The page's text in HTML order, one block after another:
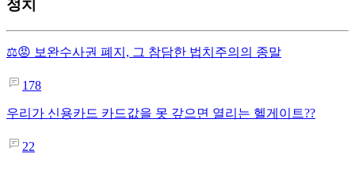
정치
⚖️😡 보완수사권 폐지, 그 참담한 법치주의의 종말
178
우리가 신용카드 카드값을 못 갚으면 열리는 헬게이트??
22